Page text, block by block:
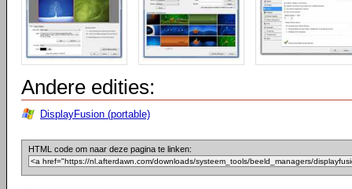
Andere edities:
DisplayFusion (portable)
HTML code om naar deze pagina te linken: